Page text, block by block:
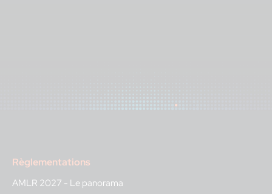
Règlementations
AMLR 2027 - Le panorama